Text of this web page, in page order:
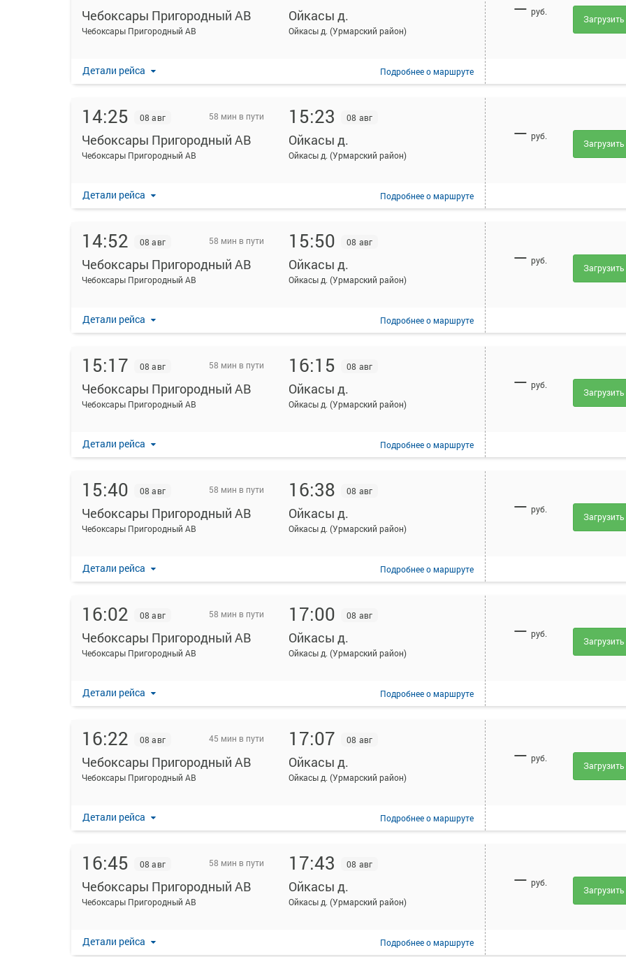
Чебоксары Пригородный АВ
Чебоксары Пригородный АВ
Ойкасы д.
Ойкасы д. (Урмарский район)
Детали рейса Подробнеео маршруте
— руб.
14:25 08 авг 58 мин в пути
Чебоксары Пригородный АВ
Чебоксары Пригородный АВ
15:23 08 авг
Ойкасы д.
Ойкасы д. (Урмарский район)
Детали рейса Подробнеео маршруте
— руб.
14:52 08 авг 58 мин в пути
Чебоксары Пригородный АВ
Чебоксары Пригородный АВ
15:50 08 авг
Ойкасы д.
Ойкасы д. (Урмарский район)
Детали рейса Подробнеео маршруте
— руб.
15:17 08 авг 58 мин в пути
Чебоксары Пригородный АВ
Чебоксары Пригородный АВ
16:15 08 авг
Ойкасы д.
Ойкасы д. (Урмарский район)
Детали рейса Подробнеео маршруте
— руб.
15:40 08 авг 58 мин в пути
Чебоксары Пригородный АВ
Чебоксары Пригородный АВ
16:38 08 авг
Ойкасы д.
Ойкасы д. (Урмарский район)
Детали рейса Подробнеео маршруте
— руб.
16:02 08 авг 58 мин в пути
Чебоксары Пригородный АВ
Чебоксары Пригородный АВ
17:00 08 авг
Ойкасы д.
Ойкасы д. (Урмарский район)
Детали рейса Подробнеео маршруте
— руб.
16:22 08 авг 45 мин в пути
Чебоксары Пригородный АВ
Чебоксары Пригородный АВ
17:07 08 авг
Ойкасы д.
Ойкасы д. (Урмарский район)
Детали рейса Подробнеео маршруте
— руб.
16:45 08 авг 58 мин в пути
Чебоксары Пригородный АВ
Чебоксары Пригородный АВ
17:43 08 авг
Ойкасы д.
Ойкасы д. (Урмарский район)
Детали рейса Подробнеео маршруте
— руб.